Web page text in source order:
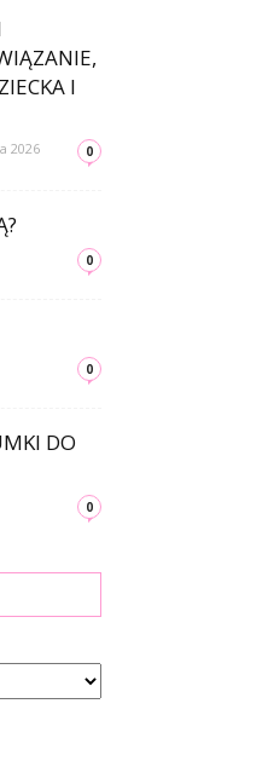
I
2026 0
0
0
DO
0